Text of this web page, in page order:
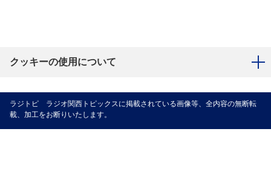
クッキーの使用について
ラジトピ ラジオ関西トピックスに掲載されている画像等、全内容の無断転
載、加工をお断りいたします。